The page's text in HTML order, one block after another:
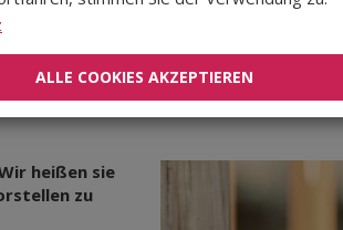
der
heißen sie
zu
ALLE COOKIES AKZEPTIEREN